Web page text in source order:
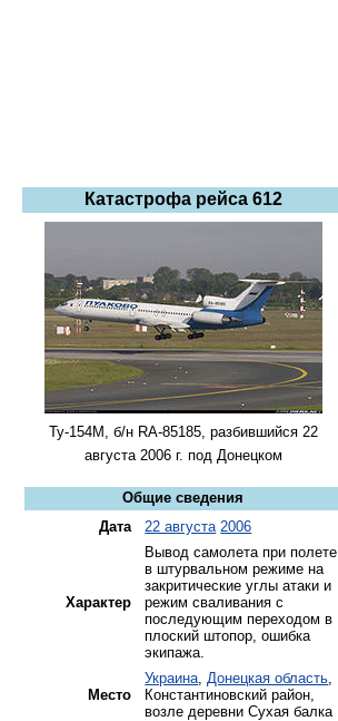
Катастрофа рейса 612
Ту-154М, б/н RA-85185, разбившийся 22
августа 2006 г. под Донецком
Общие сведения
Дата
22 августа 2006
Характер
Вывод самолета при полете
в штурвальном режиме на
закритические углы атаки и
режим сваливания с
последующим переходом в
плоский штопор, ошибка
экипажа.
Место
Украина Донецкая область
Константиновский район,
возле деревни Сухая балка